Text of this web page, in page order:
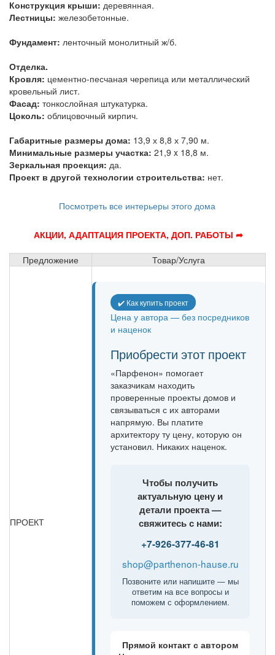
Конструкция крыши: деревянная.
Лестницы: железобетонные.
Фундамент: ленточный монолитный ж/б.
Отделка.
Кровля: цементно-песчаная черепица или металлический
кровельный лист.
Фасад: тонкослойная штукатурка.
Цоколь: облицовочный кирпич.
Габаритные размеры дома: 13,9 х 8,8 х 7,90 м.
Минимальные размеры участка: 21,9 x 18,8 м.
Зеркальная проекция: да.
Проект в другой технологии строительства: нет.
Посмотреть все интерьеры этого дома
АКЦИИ, АДАПТАЦИЯ ПРОЕКТА, ДОП. РАБОТЫ ➦
Предложение Товар/Услуга
ПРОЕКТ
✔️ Как купить проект
Цена у автора — без посредников
и наценок
Приобрести этот проект
«Парфенон» помогает
заказчикам находить
проверенные проекты домов и
связываться с их авторами
напрямую. Вы платите
архитектору ту цену, которую он
установил. Никаких наценок.
Чтобы получить
актуальную цену и
детали проекта —
свяжитесь с нами:
+7-926-377-46-81
shop@parthenon-hause.ru
Позвоните или напишите — мы
ответим на все вопросы и
поможем с оформлением.
Прямой контакт с автором